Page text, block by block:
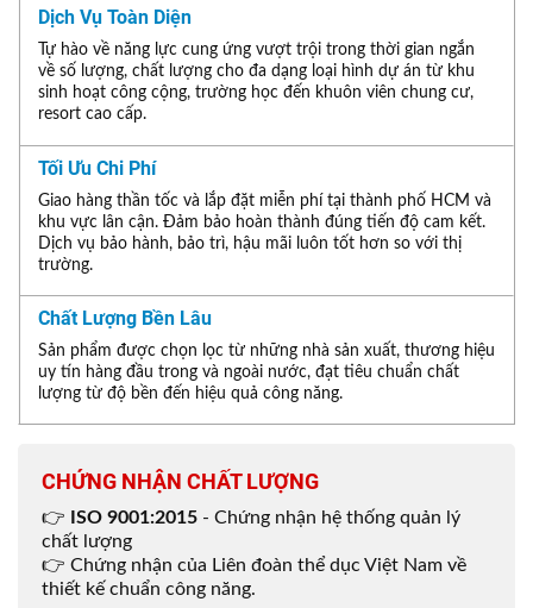
Dịch Vụ Toàn Diện
Tự hào về năng lực cung ứng vượt trội trong thời gian ngắn
về số lượng, chất lượng cho đa dạng loại hình dự án từ khu
sinh hoạt công cộng, trường học đến khuôn viên chung cư,
resort cao cấp.
Tối Ưu Chi Phí
Giao hàng thần tốc và lắp đặt miễn phí tại thành phố HCM và
khu vực lân cận. Đảm bảo hoàn thành đúng tiến độ cam kết.
Dịch vụ bảo hành, bảo trì, hậu mãi luôn tốt hơn so với thị
trường.
Chất Lượng Bền Lâu
Sản phẩm được chọn lọc từ những nhà sản xuất, thương hiệu
uy tín hàng đầu trong và ngoài nước, đạt tiêu chuẩn chất
lượng từ độ bền đến hiệu quả công năng.
CHỨNG NHẬN CHẤT LƯỢNG
👉 ISO 9001:2015 - Chứng nhận hệ thống quản lý
chất lượng
👉 Chứng nhận của Liên đoàn thể dục Việt Nam về
thiết kế chuẩn công năng.